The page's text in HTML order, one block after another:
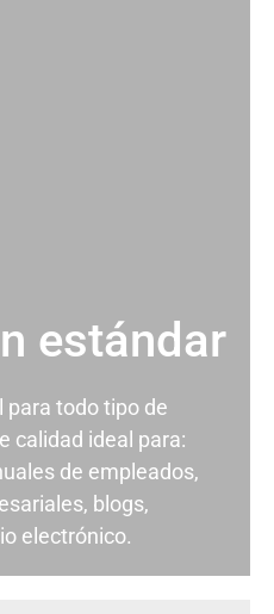
estándar
para todo tipo de
calidad ideal para:
de empleados,
blogs,
electrónico.